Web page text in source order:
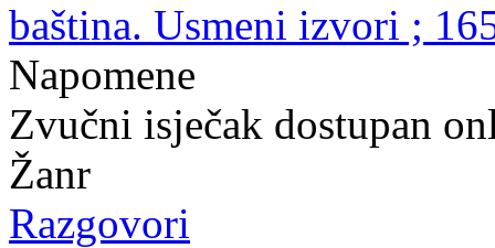
baština. Usmeni izvori ;
Napomene
Zvučni isječak dostupan
Žanr
Razgovori